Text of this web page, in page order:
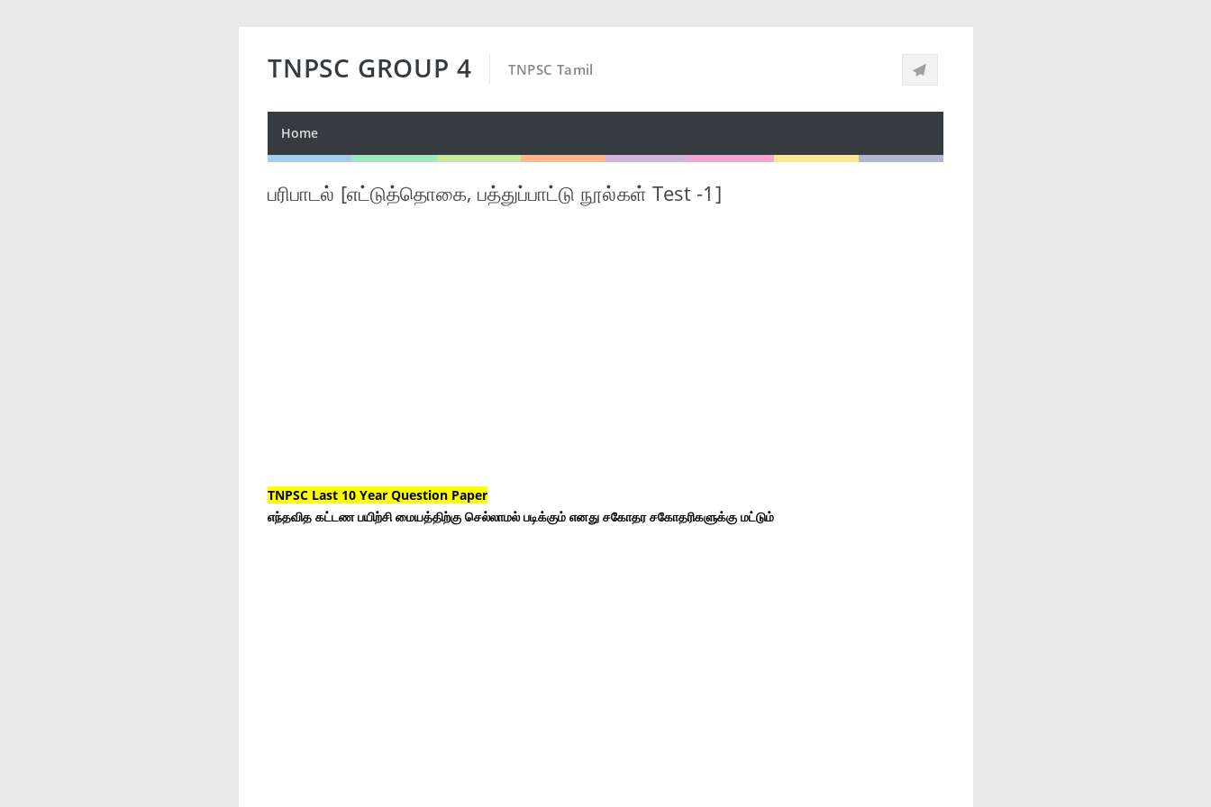
TNPSC GROUP 4 TNPSC Tamil
Home
பரிபாடல் [எட்டுத்தொகை, பத்துப்பாட்டு நூல்கள் Test -1]
TNPSC Last 10 Year Question Paper
எந்தவித கட்டண பயிற்சி மையத்திற்கு செல்லாமல் படிக்கும் எனது சகோதர சகோதரிகளுக்கு மட்டும்